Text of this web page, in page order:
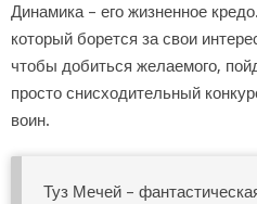
Динамика – его жизненное
который борется за свои
чтобы добиться желаемого,
просто снисходительный
воин.
Туз Мечей –